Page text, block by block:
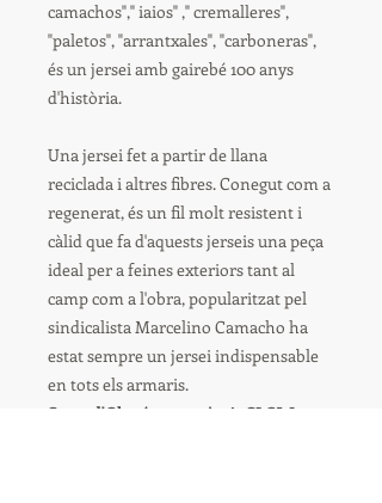
camachos"," iaios" ," cremalleres",
"paletos", "arrantxales", "carboneras",
és un jersei amb gairebé 100 anys
d'història.
Una jersei fet a partir de llana
reciclada i altres fibres. Conegut com a
regenerat, és un fil molt resistent i
càlid que fa d'aquests jerseis una peça
ideal per a feines exteriors tant al
camp com a l'obra, popularitzat pel
sindicalista Marcelino Camacho ha
estat sempre un jersei indispensable
en tots els armaris.
Suets d'Olot és un autèntic SLOW